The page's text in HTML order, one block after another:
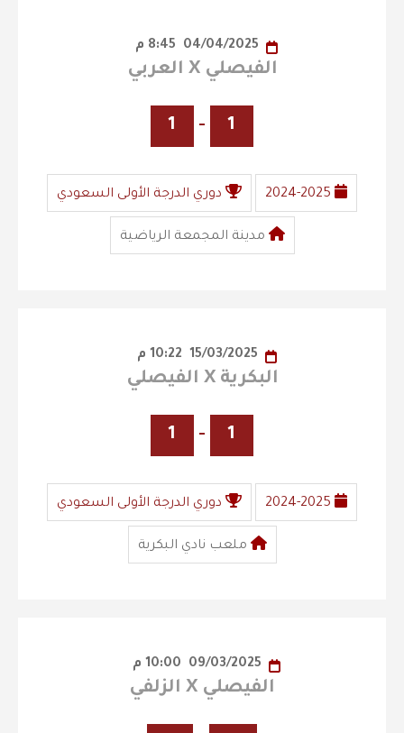
الفيصلي X العربي
1
-
1
2024-2025 دوري الدرجة الأولى السعودي
مدينة المجمعة الرياضية
البكرية X الفيصلي
1
-
1
2024-2025 دوري الدرجة الأولى السعودي
ملعب نادي البكرية
الفيصلي X الزلفي